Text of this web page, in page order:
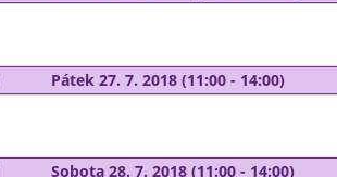
Pátek 27. 7. 2018 (11:00 - 14:00)
Sobota 28. 7. 2018 (11:00 - 14:00)